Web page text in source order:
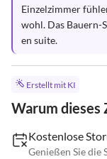
Einzelzimmer
wohl. Das Bauern-
en suite.
Erstellt mit KI
Warum dieses
Kostenlose
Genießen Sie die